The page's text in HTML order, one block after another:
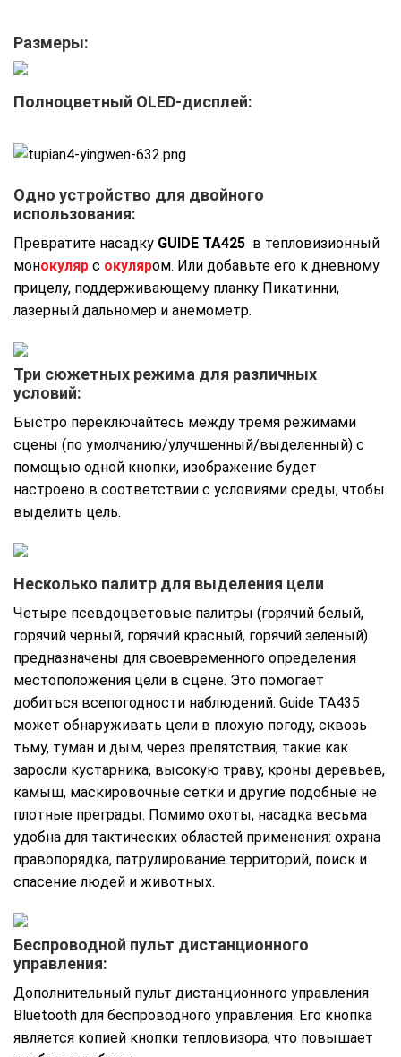
Размеры:
Полноцветный OLED-дисплей:
Одно устройство для двойного
использования:
Превратите насадку GUIDE TA425 в тепловизионный
монокуляр с окуляром. Или добавьте его к дневному
прицелу, поддерживающему планку Пикатинни,
лазерный дальномер и анемометр.
Три сюжетных режима для различных
условий:
Быстро переключайтесь между тремя режимами
сцены (по умолчанию/улучшенный/выделенный) с
помощью одной кнопки, изображение будет
настроено в соответствии с условиями среды, чтобы
выделить цель.
Несколько палитр для выделения цели
Четыре псевдоцветовые палитры (горячий белый,
горячий черный, горячий красный, горячий зеленый)
предназначены для своевременного определения
местоположения цели в сцене. Это помогает
добиться всепогодности наблюдений. Guide TA435
может обнаруживать цели в плохую погоду, сквозь
тьму, туман и дым, через препятствия, такие как
заросли кустарника, высокую траву, кроны деревьев,
камыш, маскировочные сетки и другие подобные не
плотные преграды. Помимо охоты, насадка весьма
удобна для тактических областей применения: охрана
правопорядка, патрулирование территорий, поиск и
спасение людей и животных.
Беспроводной пульт дистанционного
управления:
Дополнительный пульт дистанционного управления
Bluetooth для беспроводного управления. Его кнопка
является копией кнопки тепловизора, что повышает